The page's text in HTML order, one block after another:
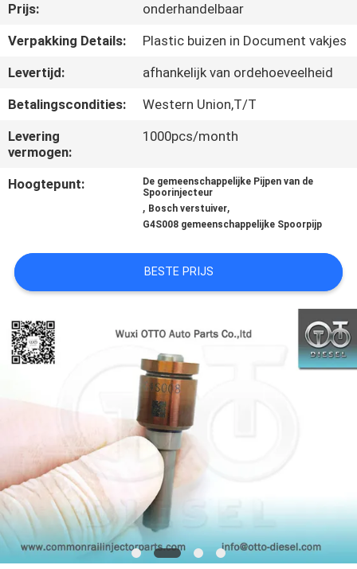
NEEM
CONTACT
MET
ONS
OP
GEVALLEN
PRIVACY
Prijs:
onderhandelbaar
Verpakking Details:
Plastic buizen in Document vakjes
Levertijd:
afhankelijk van ordehoeveelheid
Betalingscondities:
Western Union,T/T
Levering
vermogen:
1000pcs/month
Hoogtepunt:
De gemeenschappelijke Pijpen van de
Spoorinjecteur
, Bosch verstuiver,
G4S008 gemeenschappelijke Spoorpijp
BESTE PRIJS